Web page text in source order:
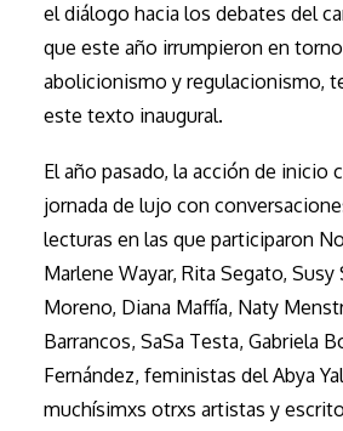
el diálogo hacia los debates del
que este año irrumpieron en
abolicionismo y regulacionismo,
este texto inaugural.
El año pasado, la acción de inicio
jornada de lujo con
lecturas en las que participaron
Marlene Wayar, Rita Segato, Susy
Moreno, Diana Maffía, Naty
Barrancos, SaSa Testa, Gabriela
Fernández, feministas del Abya
muchísimxs otrxs artistas y